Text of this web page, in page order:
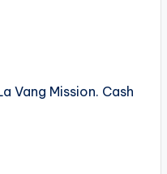
Vang Mission. Cash